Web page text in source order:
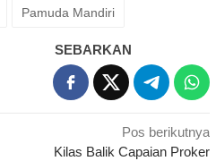
Pamuda Mandiri
SEBARKAN
Pos berikutnya
Kilas Balik Capaian Proker